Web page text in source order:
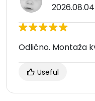
2026.08.04
Odlično. Montaža
Useful